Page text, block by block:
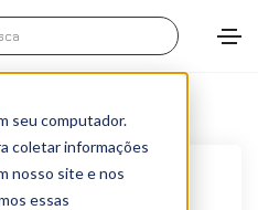
seu computador.
coletar informações
nosso site e nos
essas